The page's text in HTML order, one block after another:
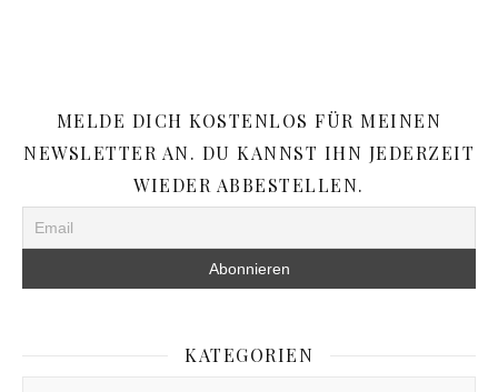
MELDE DICH KOSTENLOS FÜR MEINEN
NEWSLETTER AN. DU KANNST IHN JEDERZEIT
WIEDER ABBESTELLEN.
KATEGORIEN